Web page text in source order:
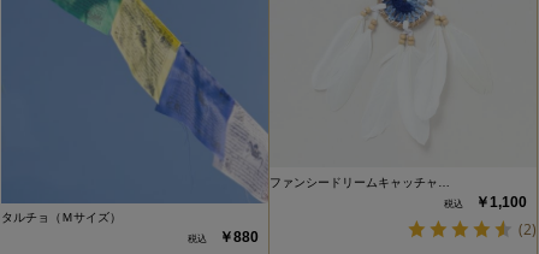
タルチョ（Ｍサイズ）
￥880
ファンシードリームキャッチャ…
￥1,100
(2)